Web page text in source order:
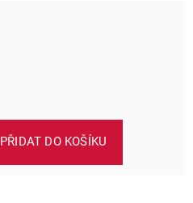
PŘIDAT DO KOŠÍKU